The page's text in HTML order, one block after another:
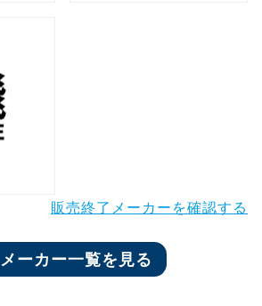
販売終了メーカーを確認する
メーカー一覧を見る